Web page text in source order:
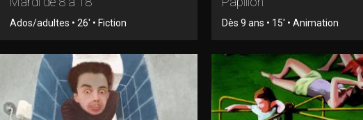
Ados/adultes • 26' • Fiction Dès 9 ans • 15' • Animation